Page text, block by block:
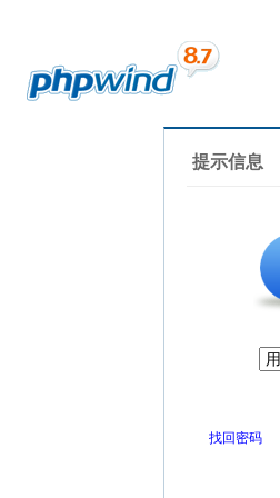
提示信息
找回密码